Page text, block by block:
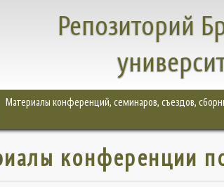
Репозиторий
Материалы конференций, семинаров, съездов,
конференции